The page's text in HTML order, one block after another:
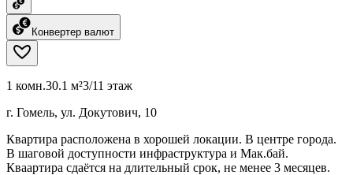
Конвертер валют
1 комн.30.1 м²3/11 этаж
г. Гомель, ул. Докутович, 10
Квартира расположена в хорошей локации. В центре города.
В шаговой доступности инфраструктура и Мак.бай.
Кваартира сдаётся на длительный срок, не менее 3 месяцев.